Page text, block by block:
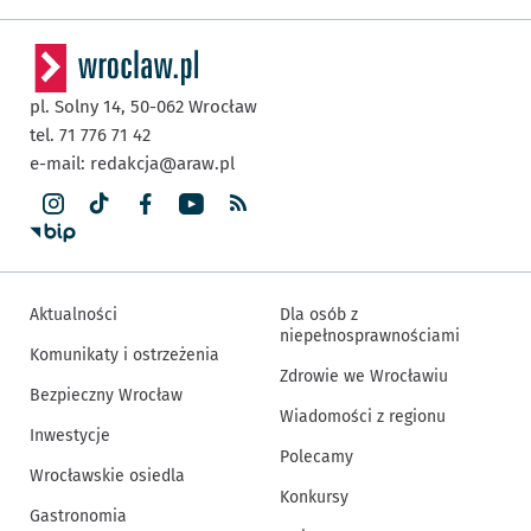
pl. Solny 14, 50-062 Wrocław
tel. 71 776 71 42
e-mail: redakcja@araw.pl
Aktualności
Komunikaty i ostrzeżenia
Bezpieczny Wrocław
Inwestycje
Wrocławskie osiedla
Gastronomia
Dla osób z
niepełnosprawnościami
Zdrowie we Wrocławiu
Wiadomości z regionu
Polecamy
Konkursy